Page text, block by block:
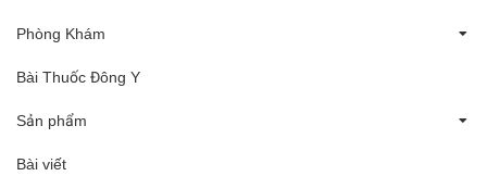
Phòng Khám
Bài Thuốc Đông Y
Sản phẩm
Bài viết